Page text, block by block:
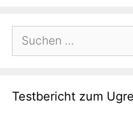
Suchen
nach:
Testbericht zum